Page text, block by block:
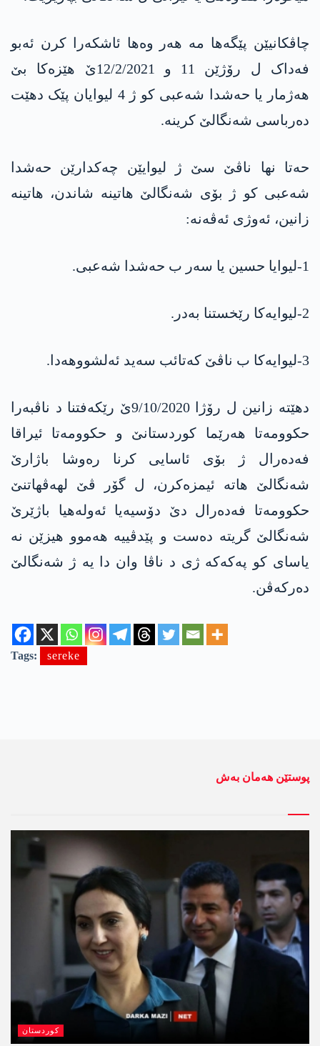
چاڤکانیێن پێگەها مە هەر وەها ئاشکەرا کرن ئەبو
فەداک ل رۆژێن 11 و 12/2/2021ێ هێزەکا بێ
هەژمار یا حەشدا شەعبی کو ژ 4 لیوایان پێک دهێت
دەرباسی شەنگالێ کرینە.
حەتا نها ناڤێ سێ ژ لیوایێن چەکدارێن حەشدا
شەعبی کو ژ بۆی شەنگالێ هاتینە شاندن، هاتینە
زانین، ئەوژی ئەڤەنە:
1-لیوایا حسین یا سەر ب حەشدا شەعبی.
2-لیوایەکا رێخستنا بەدر.
3-لیوایەکا ب ناڤێ کەتائب سەید ئەلشووهەدا.
دهێتە زانین ل رۆژا 9/10/2020ێ رێکەفتنا د ناڤبەرا
حکوومەتا هەرێما کوردستانێ و حکوومەتا ئیراقا
فەدەرال ژ بۆی ئاسایی کرنا رەوشا باژارێ
شەنگالێ هاتە ئیمزەکرن، ل گۆر ڤێ لهەڤهاتنێ
حکوومەتا فەدەرال دێ دۆسیەیا ئەولەهیا باژێرێ
شەنگالێ گریتە دەست و پێدڤییە هەموو هیزێن نە
یاسای کو پەکەکە ژی د ناڤا وان دا یە ژ شەنگالێ
دەرکەڤن.
Tags: sereke
پوستێن ھەمان بەش
کوردستان